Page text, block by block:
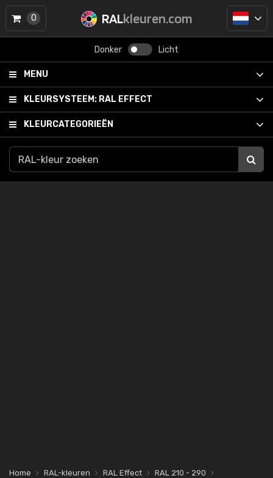
RALkleuren.com
Donker Licht
MENU
KLEURSYSTEEM: RAL EFFECT
KLEURCATEGORIEËN
0
Home RAL-kleuren RAL Effect
RAL 210 - 290